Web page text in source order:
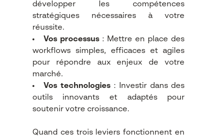
développer les compétences
stratégiques nécessaires à votre
réussite.
Vos processus: Mettre en place des
workflows simples, efficaces et agiles
pour répondre aux enjeux de votre
marché.
Vos technologies : Investir dans des
outils innovants et adaptés pour
soutenir votre croissance.
Quand ces trois leviers fonctionnent en